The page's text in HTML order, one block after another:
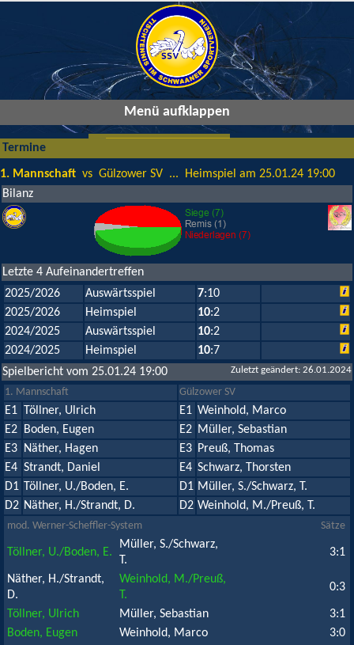
Menü aufklappen
Termine
1. Mannschaft vs Gülzower SV ... Heimspiel am 25.01.24 19:00
Bilanz
Letzte 4 Aufeinandertreffen
2025/2026
Auswärtsspiel 7:10
2025/2026
Heimspiel 10:2
2024/2025
Auswärtsspiel 10:2
2024/2025
Heimspiel 10:7
Spielbericht vom 25.01.24 19:00
Zuletzt geändert: 26.01.2024
1. Mannschaft Gülzower SV
E1 Töllner, Ulrich E1 Weinhold, Marco
E2
Boden, Eugen E2 Müller, Sebastian
E3
Näther, Hagen E3 Preuß, Thomas
E4 Strandt, Daniel E4 Schwarz, Thorsten
D1 Töllner, U./Boden, E. D1 Müller, S./Schwarz, T.
D2 Näther, H./Strandt, D. D2 Weinhold, M./Preuß, T.
mod. Werner-Scheffler-System Sätze
Töllner, U./Boden, E.
Müller, S./Schwarz,
T.
3:1
Näther, H./Strandt,
D.
Weinhold, M./Preuß,
T.
0:3
Töllner, Ulrich Müller, Sebastian
3:1
Boden, Eugen
Weinhold, Marco
3:0